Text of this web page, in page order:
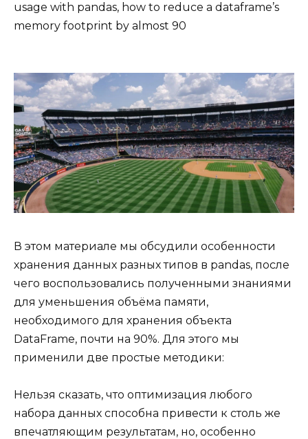
usage with pandas, how to reduce a dataframe’s
memory footprint by almost 90
В этом материале мы обсудили особенности
хранения данных разных типов в pandas, после
чего воспользовались полученными знаниями
для уменьшения объёма памяти,
необходимого для хранения объекта
DataFrame, почти на 90%. Для этого мы
применили две простые методики:
Нельзя сказать, что оптимизация любого
набора данных способна привести к столь же
впечатляющим результатам, но, особенно